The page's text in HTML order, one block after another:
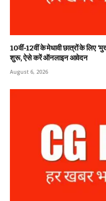
10वीं-12वीं के मेधावी छात्रों के लिए
शुरू, ऐसे करें ऑनलाइन आवेदन
August 6, 2026